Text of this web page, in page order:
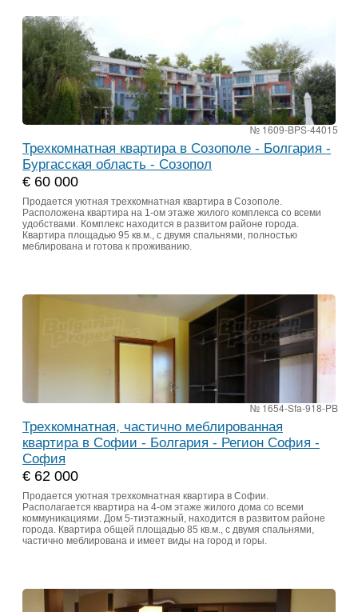
№ 1609-BPS-44015
Трехкомнатная квартира в Созополе - Болгария -
Бургасская область - Созопол
€ 60 000
Продается уютная трехкомнатная квартира в Созополе.
Расположена квартира на 1-ом этаже жилого комплекса со всеми
удобствами. Комплекс находится в развитом районе города.
Квартира площадью 95 кв.м., с двумя спальнями, полностью
меблирована и готова к проживанию.
№ 1654-Sfa-918-PB
Трехкомнатная, частично меблированная
квартира в Софии - Болгария - Регион София -
София
€ 62 000
Продается уютная трехкомнатная квартира в Софии.
Располагается квартира на 4-ом этаже жилого дома со всеми
коммуникациями. Дом 5-тиэтажный, находится в развитом районе
города. Квартира общей площадью 85 кв.м., с двумя спальнями,
частично меблирована и имеет виды на город и горы.